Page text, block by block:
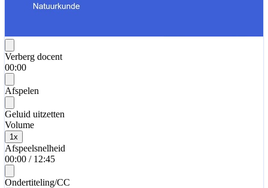
Verberg docent
00:00
Afspelen
Geluid uitzetten
Volume
1 x
Afspeelsnelheid
00:00 / 12:45
Ondertiteling/CC